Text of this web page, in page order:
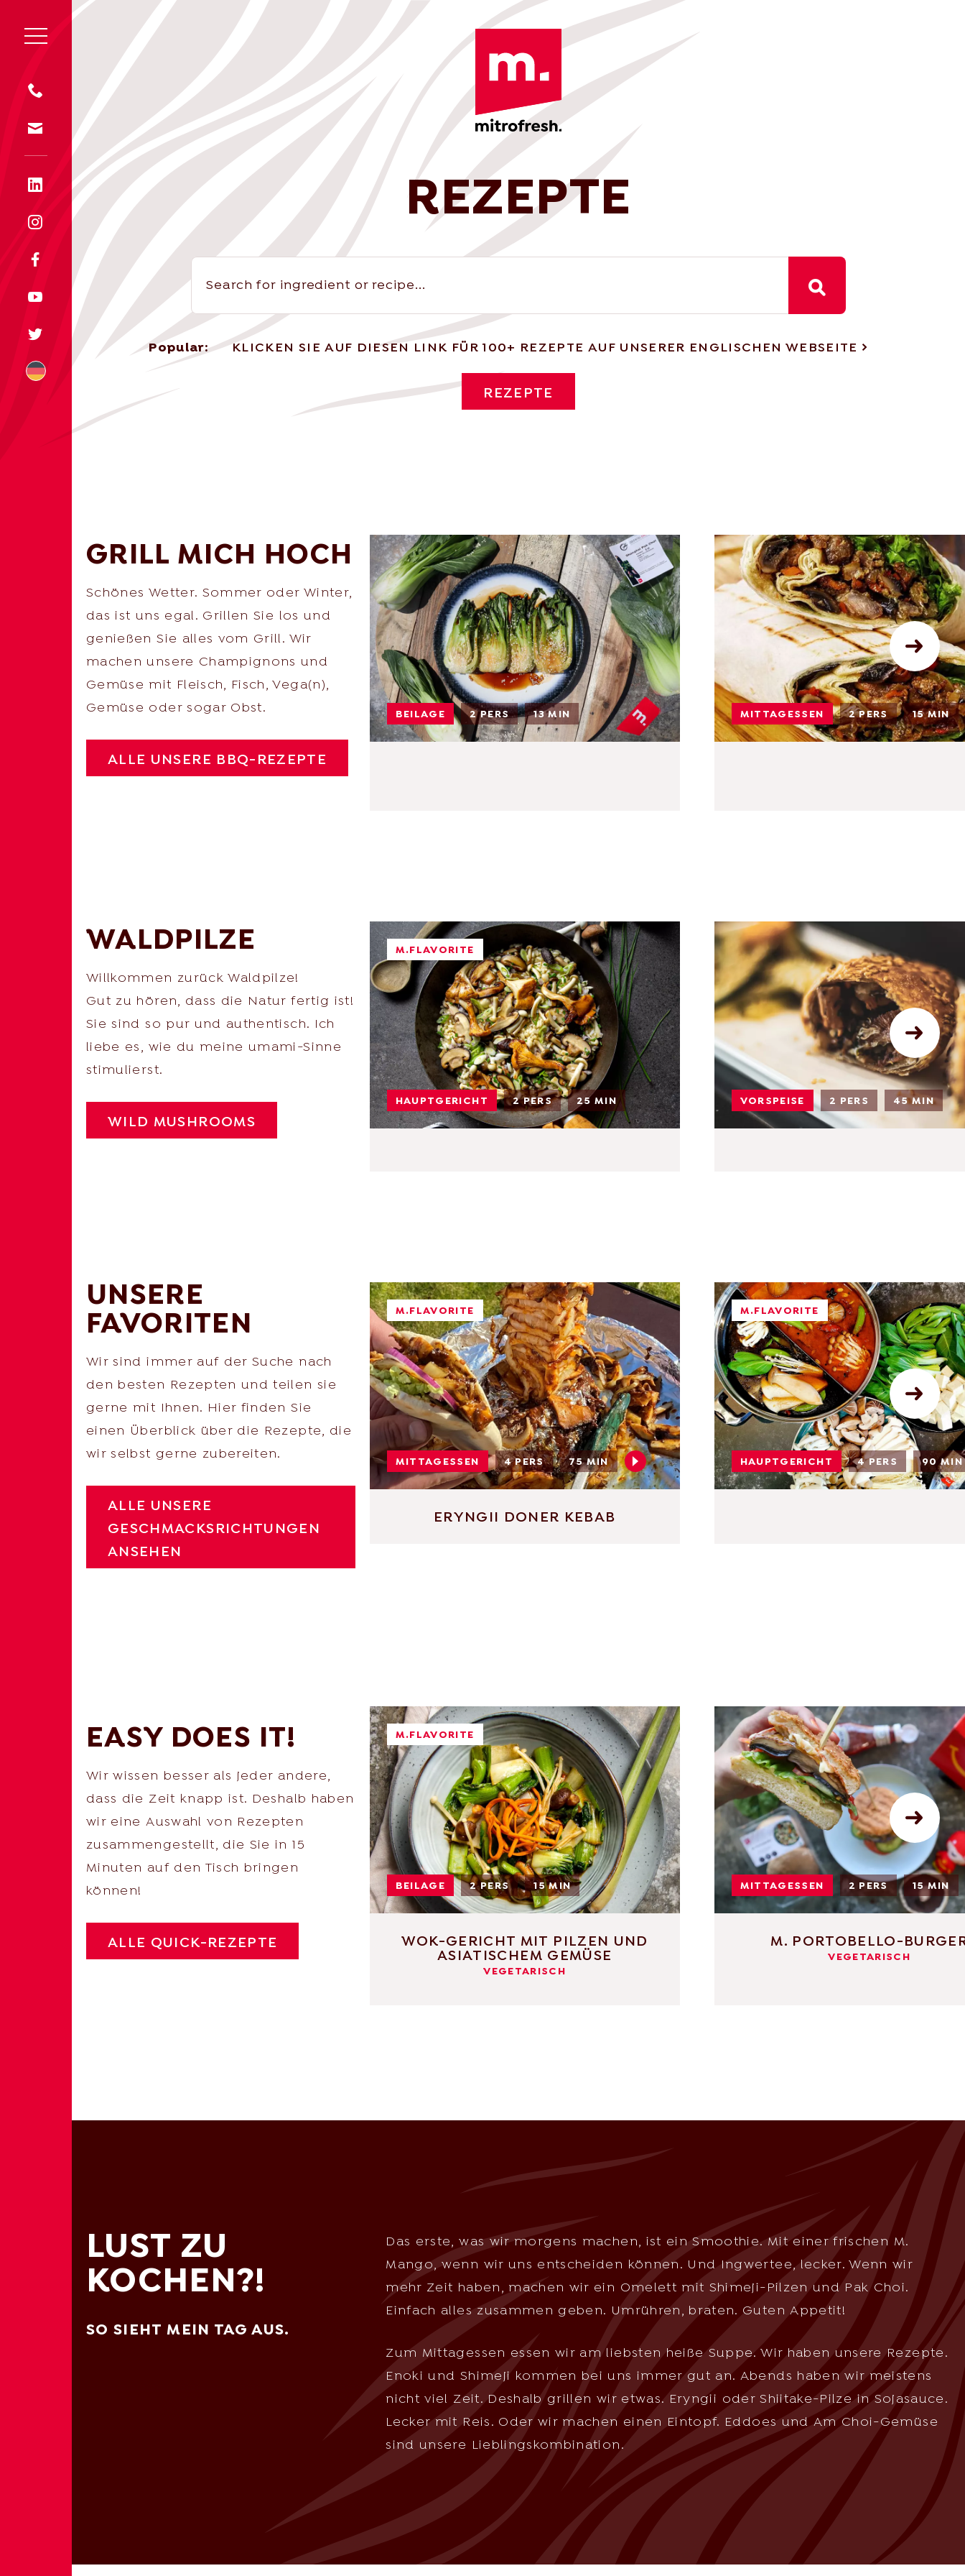
+31 174 245 543
sales@mitrofresh.com
REZEPTE
Popular: KLICKEN SIE AUF DIESEN LINK FÜR 100+ REZEPTE AUF UNSERER ENGLISCHEN WEBSEITE
REZEPTE
GRILL MICH HOCH
Schönes Wetter. Sommer oder Winter,
das ist uns egal. Grillen Sie los und
genießen Sie alles vom Grill. Wir
machen unsere Champignons und
Gemüse mit Fleisch, Fisch, Vega(n),
Gemüse oder sogar Obst.
ALLE UNSERE BBQ-REZEPTE
BEILAGE 2 PERS 13 MIN MITTAGESSEN 2 PERS 15 MIN
WALDPILZE
Willkommen zurück Waldpilze!
Gut zu hören, dass die Natur fertig ist!
Sie sind so pur und authentisch. Ich
liebe es, wie du meine umami-Sinne
stimulierst.
WILD MUSHROOMS
M.FLAVORITE
HAUPTGERICHT 2 PERS 25 MIN VORSPEISE 2 PERS 45 MIN
UNSERE
FAVORITEN
Wir sind immer auf der Suche nach
den besten Rezepten und teilen sie
gerne mit Ihnen. Hier finden Sie
einen Überblick über die Rezepte, die
wir selbst gerne zubereiten.
ALLE UNSERE
GESCHMACKSRICHTUNGEN
ANSEHEN
M.FLAVORITE
MITTAGESSEN 4 PERS 75 MIN
ERYNGII DONER KEBAB
M.FLAVORITE
HAUPTGERICHT 4 PERS 90 MIN
EASY DOES IT!
Wir wissen besser als jeder andere,
dass die Zeit knapp ist. Deshalb haben
wir eine Auswahl von Rezepten
zusammengestellt, die Sie in 15
Minuten auf den Tisch bringen
können!
ALLE QUICK-REZEPTE
M.FLAVORITE
BEILAGE 2 PERS 15 MIN
WOK-GERICHT MIT PILZEN UND
ASIATISCHEM GEMÜSE
VEGETARISCH
MITTAGESSEN 2 PERS 15 MIN
M. PORTOBELLO-
VEGETARISCH
LUST ZU
KOCHEN?!
SO SIEHT MEIN TAG AUS.
Das erste, was wir morgens machen, ist ein Smoothie. Mit einer frischen M.
Mango, wenn wir uns entscheiden können. Und Ingwertee, lecker. Wenn wir
mehr Zeit haben, machen wir ein Omelett mit Shimeji-Pilzen und Pak Choi.
Einfach alles zusammen geben. Umrühren, braten. Guten Appetit!
Zum Mittagessen essen wir am liebsten heiße Suppe. Wir haben unsere Rezepte.
Enoki und Shimeji kommen bei uns immer gut an. Abends haben wir meistens
nicht viel Zeit. Deshalb grillen wir etwas. Eryngii oder Shiitake-Pilze in Sojasauce.
Lecker mit Reis. Oder wir machen einen Eintopf. Eddoes und Am Choi-Gemüse
sind unsere Lieblingskombination.